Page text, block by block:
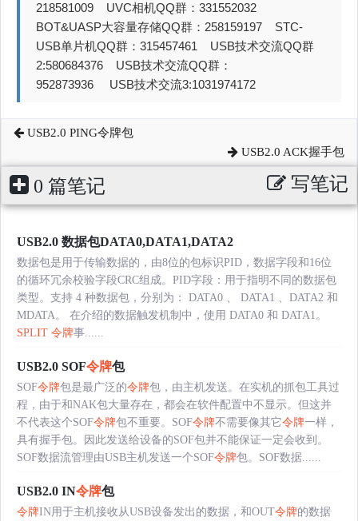
218581009 UVC相机QQ群：331552032
BOT&UASP大容量存储QQ群：258159197 STC-
USB单片机QQ群：315457461 USB技术交流QQ群
2:580684376 USB技术交流QQ群：
952873936 USB技术交流3:1031974172
USB2.0 PING令牌包
USB2.0 ACK握手包
0 篇笔记 写笔记
USB2.0 数据包DATA0,DATA1,DATA2
数据包是用于传输数据的，由8位的包标识PID，数据字段和16位
的循环冗余校验字段CRC组成。PID字段：用于指明不同的数据包
类型。支持 4 种数据包，分别为： DATA0 、 DATA1 、DATA2 和
MDATA。 在介绍的数据触发机制中，使用 DATA0 和 DATA1。
SPLIT 令牌事......
USB2.0 SOF令牌包
SOF令牌包是最广泛的令牌包，由主机发送。在实机的抓包工具过
程，由于和NAK包大量存在，都会在软件配置中不显示。但这并
不代表这个SOF令牌包不重要。SOF令牌不需要像其它令牌一样，
具有握手包。因此发送给设备的SOF包并不能保证一定会收到。
SOF数据流管理由USB主机发送一个SOF令牌包。SOF数据......
USB2.0 IN令牌包
令牌IN用于主机接收从USB设备发出的数据，和OUT令牌的数据